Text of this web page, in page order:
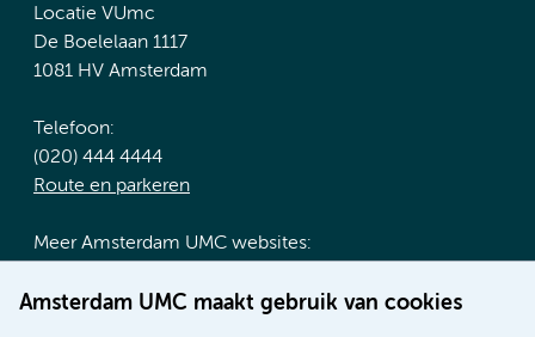
Amsterdam UMC maakt gebruik van cookies
Locatie VUmc
De Boelelaan 1117
1081 HV Amsterdam
Telefoon:
(020) 444 4444
Route en parkeren
Meer Amsterdam UMC websites:
Werken bij Amsterdam UMC